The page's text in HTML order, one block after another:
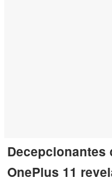
Decepcionantes
OnePlus 11